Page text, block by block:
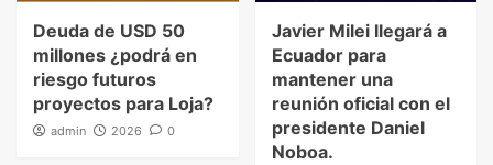
Deuda de USD 50
millones ¿podrá en
riesgo futuros
proyectos para Loja?
admin 2026 0
Javier Milei llegará a
Ecuador para
mantener una
reunión oficial con el
presidente Daniel
Noboa.